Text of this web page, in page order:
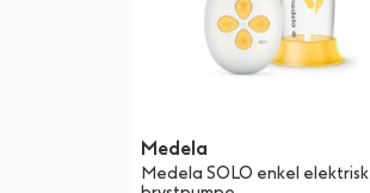
Medela
Medela SOLO enkel elektrisk